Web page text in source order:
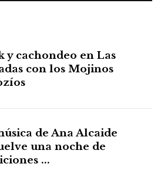
y cachondeo en Las
con los Mojinos
de Ana Alcaide
una noche de
...